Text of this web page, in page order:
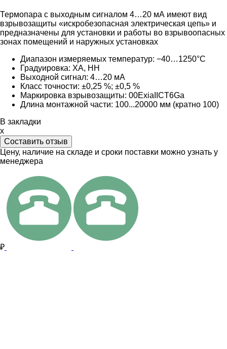
Термопара с выходным сигналом 4…20 мА имеют вид
взрывозащиты «искробезопасная электрическая цепь» и
предназначены для установки и работы во взрывоопасных
зонах помещений и наружных установках
Диапазон измеряемых температур: −40…1250°C
Градуировка: ХА, НН
Выходной сигнал: 4…20 мА
Класс точности: ±0,25 %; ±0,5 %
Маркировка взрывозащиты: 00ExiaIICT6Ga
Длина монтажной части: 100...20000 мм (кратно 100)
В закладки
x
Составить отзыв
Цену, наличие на складе и сроки поставки можно узнать у
менеджера
₽